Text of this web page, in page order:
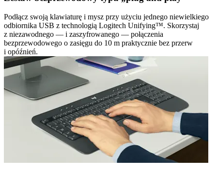
Podłącz swoją klawiaturę i mysz przy użyciu jednego niewielkiego
odbiornika USB z technologią Logitech Unifying™. Skorzystaj
z niezawodnego — i zaszyfrowanego — połączenia
bezprzewodowego o zasięgu do 10 m praktycznie bez przerw
i opóźnień.